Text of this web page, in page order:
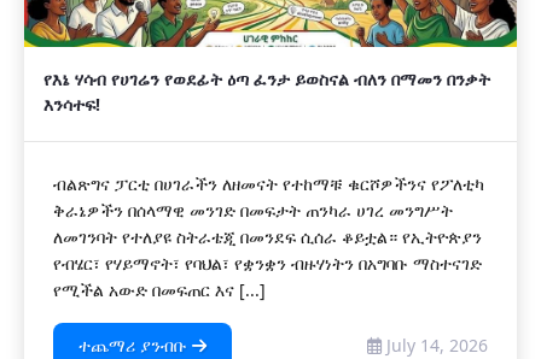
የእኔ ሃሳብ የሀገሬን የወደፊት ዕጣ ፈንታ ይወስናል ብለን በማመን በንቃት
እንሳተፍ!
ብልጽግና ፓርቲ በሀገራችን ለዘመናት የተከማቹ ቁርሾዎችንና የፖለቲካ
ቅራኔዎችን በሰላማዊ መንገድ በመፍታት ጠንካራ ሀገረ መንግሥት
ለመገንባት የተለያዩ ስትራቴጂ በመንደፍ ሲሰራ ቆይቷል። የኢትዮጵያን
የብሄር፣ የሃይማኖት፣ የባህል፣ የቋንቋን ብዙሃነትን በአግባቡ ማስተናገድ
የሚችል አውድ በመፍጠር እና [...]
ተጨማሪ ያንብቡ July 14, 2026